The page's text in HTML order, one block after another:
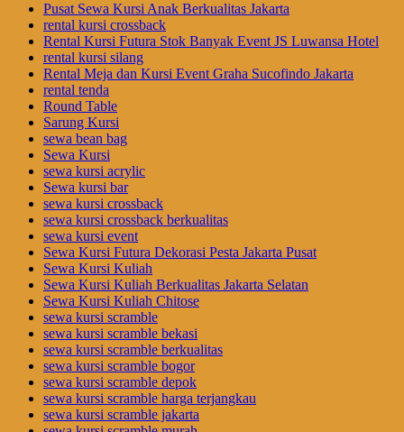
Pusat Sewa Kursi Anak Berkualitas Jakarta
rental kursi crossback
Rental Kursi Futura Stok Banyak Event JS Luwansa Hotel
rental kursi silang
Rental Meja dan Kursi Event Graha Sucofindo Jakarta
rental tenda
Round Table
Sarung Kursi
sewa bean bag
Sewa Kursi
sewa kursi acrylic
Sewa kursi bar
sewa kursi crossback
sewa kursi crossback berkualitas
sewa kursi event
Sewa Kursi Futura Dekorasi Pesta Jakarta Pusat
Sewa Kursi Kuliah
Sewa Kursi Kuliah Berkualitas Jakarta Selatan
Sewa Kursi Kuliah Chitose
sewa kursi scramble
sewa kursi scramble bekasi
sewa kursi scramble berkualitas
sewa kursi scramble bogor
sewa kursi scramble depok
sewa kursi scramble harga terjangkau
sewa kursi scramble jakarta